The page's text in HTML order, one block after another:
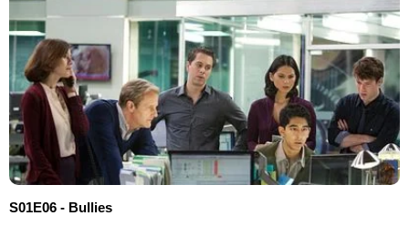
S01E06 - Bullies